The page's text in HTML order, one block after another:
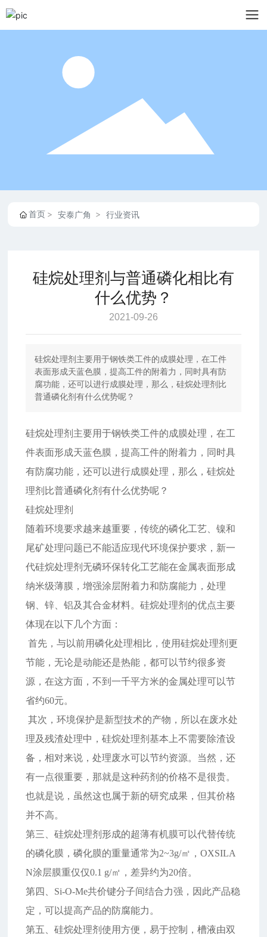
首页 安泰广角 行业资讯
硅烷处理剂与普通磷化相比有
什么优势？
2021-09-26
硅烷处理剂主要用于钢铁类工件的成膜处理，在工件
表面形成天蓝色膜，提高工件的附着力，同时具有防
腐功能，还可以进行成膜处理，那么，硅烷处理剂比
普通磷化剂有什么优势呢？
硅烷处理剂主要用于钢铁类工件的成膜处理，在工
件表面形成天蓝色膜，提高工件的附着力，同时具
有防腐功能，还可以进行成膜处理，那么，硅烷处
理剂比普通磷化剂有什么优势呢？
硅烷处理剂
随着环境要求越来越重要，传统的磷化工艺、镍和
尾矿处理问题已不能适应现代环境保护要求，新一
代硅烷处理剂无磷环保转化工艺能在金属表面形成
纳米级薄膜，增强涂层附着力和防腐能力，处理
钢、锌、铝及其合金材料。硅烷处理剂的优点主要
体现在以下几个方面：
首先，与以前用磷化处理相比，使用硅烷处理剂更
节能，无论是动能还是热能，都可以节约很多资
源，在这方面，不到一千平方米的金属处理可以节
省约60元。
其次，环境保护是新型技术的产物，所以在废水处
理及残渣处理中，硅烷处理剂基本上不需要除渣设
备，相对来说，处理废水可以节约资源。当然，还
有一点很重要，那就是这种药剂的价格不是很贵。
也就是说，虽然这也属于新的研究成果，但其价格
并不高。
第三、硅烷处理剂形成的超薄有机膜可以代替传统
的磷化膜，磷化膜的重量通常为2~3g/㎡，OXSILA
N涂层膜重仅仅0.1 g/㎡，差异约为20倍。
第四、Si-O-Me共价键分子间结合力强，因此产品稳
定，可以提高产品的防腐能力。
第五、硅烷处理剂使用方便，易于控制，槽液由双